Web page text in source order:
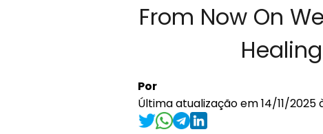
From Now On
Por
Última atualização em 14/11/2025